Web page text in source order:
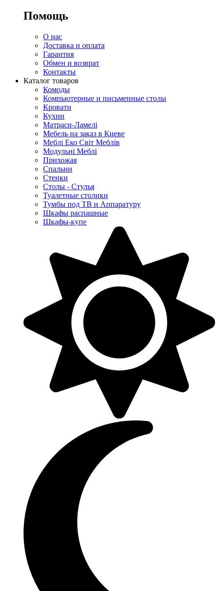
Помощь
О нас
Доставка и оплата
Гарантия
Обмен и возврат
Контакты
Каталог товаров
Комоды
Компьютерные и письменные столы
Кровати
Кухни
Матраси-Ламелі
Мебель на заказ в Киеве
Меблі Еко Світ Меблів
Модульні Меблі
Прихожая
Спальни
Стенки
Столы - Стулья
Туалетные столики
Тумбы под ТВ и Аппаратуру
Шкафы распашные
Шкафы-купе